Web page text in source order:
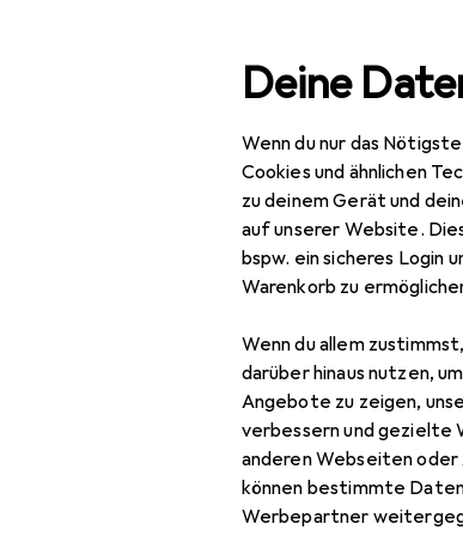
Deine
Wenn du nur das
Cookies und ähnlichen
zu deinem Gerät und
auf unserer Website.
bspw. ein sicheres Login
Warenkorb zu
Wenn du allem
darüber hinaus nutzen,
Angebote zu zeigen,
verbessern und gezielte
anderen Webseiten oder
können bestimmte
Werbepartner
Navigation nach Kategorien
IT + Multimedia